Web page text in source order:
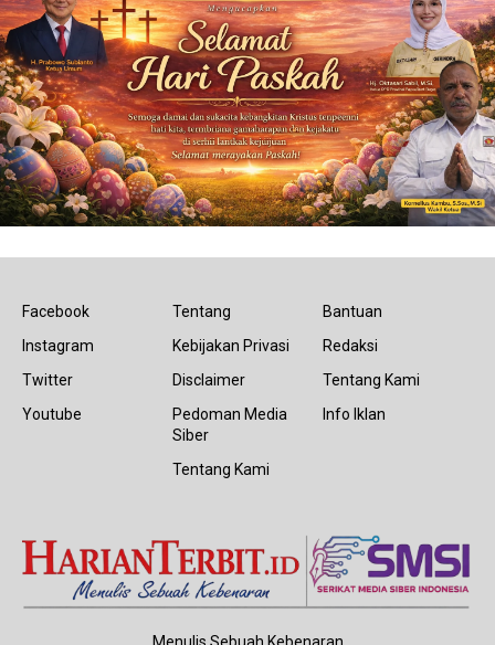
Facebook
Instagram
Twitter
Youtube
Tentang
Kebijakan Privasi
Disclaimer
Pedoman Media
Siber
Tentang Kami
Bantuan
Redaksi
Tentang Kami
Info Iklan
Menulis Sebuah Kebenaran